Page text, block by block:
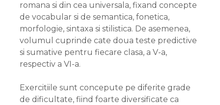
romana si din cea universala, fixand concepte
de vocabular si de semantica, fonetica,
morfologie, sintaxa si stilistica. De asemenea,
volumul cuprinde cate doua teste predictive
si sumative pentru fiecare clasa, a V-a,
respectiv a VI-a.
Exercitiile sunt concepute pe diferite grade
de dificultate, fiind foarte diversificate ca